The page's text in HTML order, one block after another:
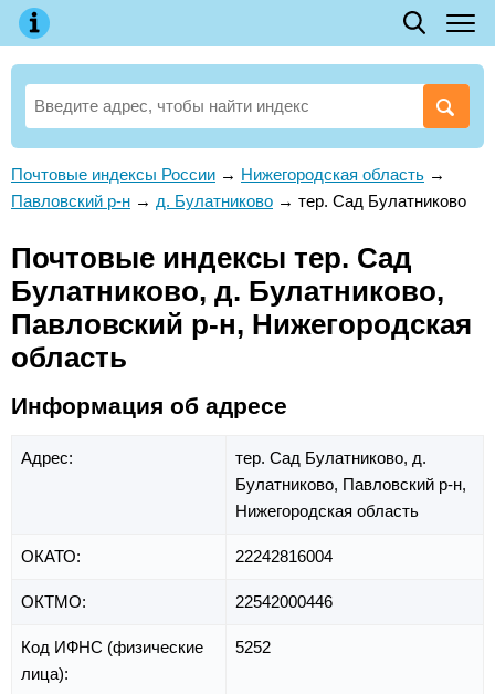
Почтовые индексы России → Нижегородская область →
Павловский р-н → д. Булатниково → тер. Сад Булатниково
Почтовые индексы тер. Сад
Булатниково, д. Булатниково,
Павловский р-н, Нижегородская
область
Информация об адресе
Адрес: тер. Сад Булатниково, д.
Булатниково, Павловский р-н,
Нижегородская область
ОКАТО: 22242816004
ОКТМО: 22542000446
Код ИФНС (физические
лица):
5252